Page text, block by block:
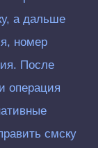
а дальше
номер
После
операция
смску